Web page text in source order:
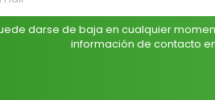
darse de baja en cualquier
información de contacto